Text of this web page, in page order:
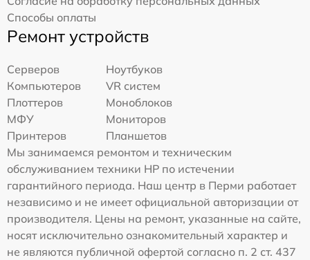
Способы оплаты
Ремонт устройств
Серверов
Ноутбуков
Компьютеров
VR систем
Плоттеров
Моноблоков
МФУ
Мониторов
Принтеров
Планшетов
Мы занимаемся ремонтом и техническим
обслуживанием техники HP по истечении
гарантийного периода. Наш центр в Перми работает
независимо и не имеет официальной авторизации от
производителя. Цены на ремонт, указанные на сайте,
носят исключительно ознакомительный характер и
не являются публичной офертой согласно п. 2 ст. 437